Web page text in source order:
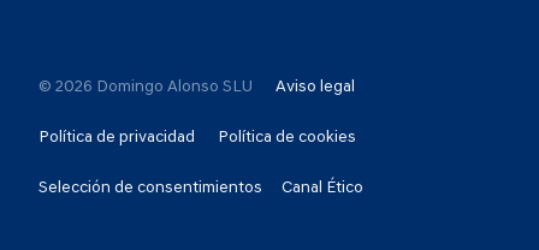
© 2026 Domingo Alonso SLU Aviso legal
Política de privacidad Política de cookies
Selección de consentimientos Canal Ético